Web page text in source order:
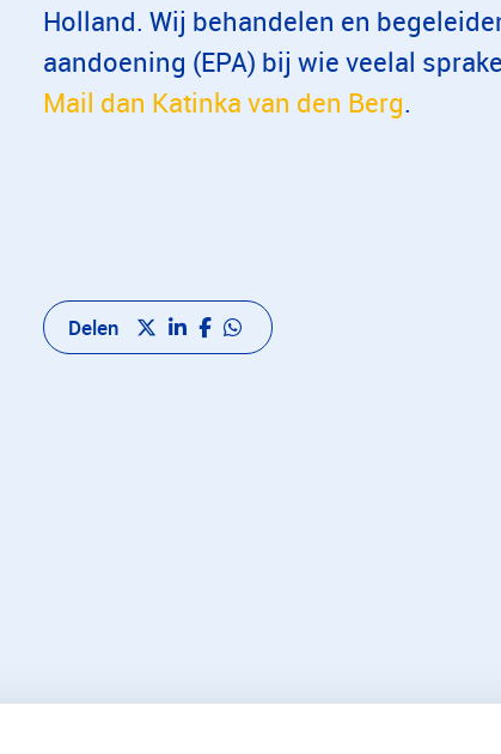
Holland. Wij behandelen en
aandoening (EPA) bij wie veelal
Mail dan Katinka van den Berg.
Delen